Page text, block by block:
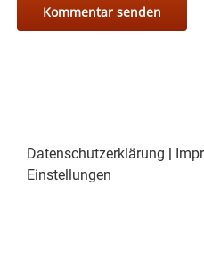
Datenschutzerklärung
Einstellungen